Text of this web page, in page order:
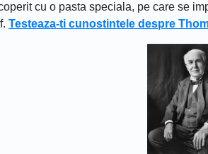
cu o pasta speciala, pe care se
Testeaza-ti cunostintele despre